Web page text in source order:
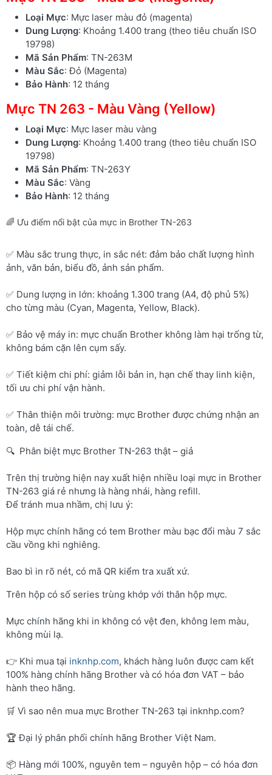
Loại Mực: Mực laser màu đỏ (magenta)
Dung Lượng: Khoảng 1.400 trang (theo tiêu chuẩn ISO
19798)
Mã Sản Phẩm: TN-263M
Màu Sắc: Đỏ (Magenta)
Bảo Hành: 12 tháng
Mực TN 263 - Màu Vàng (Yellow)
Loại Mực: Mực laser màu vàng
Dung Lượng: Khoảng 1.400 trang (theo tiêu chuẩn ISO
19798)
Mã Sản Phẩm: TN-263Y
Màu Sắc: Vàng
Bảo Hành: 12 tháng
🌈 Ưu điểm nổi bật của mực in Brother TN-263
✅ Màu sắc trung thực, in sắc nét: đảm bảo chất lượng hình
ảnh, văn bản, biểu đồ, ảnh sản phẩm.
✅ Dung lượng in lớn: khoảng 1.300 trang (A4, độ phủ 5%)
cho từng màu (Cyan, Magenta, Yellow, Black).
✅ Bảo vệ máy in: mực chuẩn Brother không làm hại trống từ,
không bám cặn lên cụm sấy.
✅ Tiết kiệm chi phí: giảm lỗi bản in, hạn chế thay linh kiện,
tối ưu chi phí vận hành.
✅ Thân thiện môi trường: mực Brother được chứng nhận an
toàn, dễ tái chế.
🔍 Phân biệt mực Brother TN-263 thật – giả
Trên thị trường hiện nay xuất hiện nhiều loại mực in Brother
TN-263 giá rẻ nhưng là hàng nhái, hàng refill.
Để tránh mua nhầm, chị lưu ý:
Hộp mực chính hãng có tem Brother màu bạc đổi màu 7 sắc
cầu vồng khi nghiêng.
Bao bì in rõ nét, có mã QR kiểm tra xuất xứ.
Trên hộp có số series trùng khớp với thân hộp mực.
Mực chính hãng khi in không có vệt đen, không lem màu,
không mùi lạ.
👉 Khi mua tại inknhp.com, khách hàng luôn được cam kết
100% hàng chính hãng Brother và có hóa đơn VAT – bảo
hành theo hãng.
🛒 Vì sao nên mua mực Brother TN-263 tại inknhp.com?
🏆 Đại lý phân phối chính hãng Brother Việt Nam.
📦 Hàng mới 100%, nguyên tem – nguyên hộp – có hóa đơn